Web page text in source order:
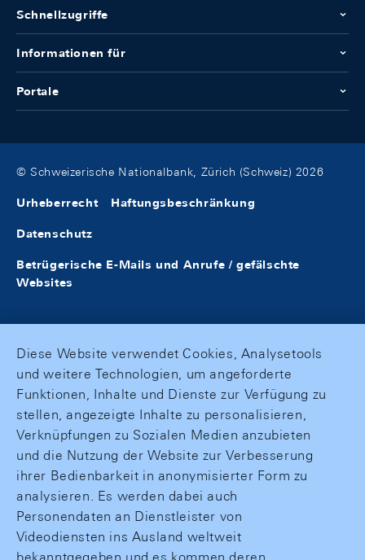
Schnellzugriffe
Informationen für
Portale
© Schweizerische Nationalbank, Zürich (Schweiz) 2026
Urheberrecht Haftungsbeschränkung
Datenschutz
Betrügerische E-Mails und Anrufe / gefälschte
Websites
Diese Website verwendet Cookies, Analysetools
und weitere Technologien, um angeforderte
Funktionen, Inhalte und Dienste zur Verfügung zu
stellen, angezeigte Inhalte zu personalisieren,
Verknüpfungen zu Sozialen Medien anzubieten
und die Nutzung der Website zur Verbesserung
ihrer Bedienbarkeit in anonymisierter Form zu
analysieren. Es werden dabei auch
Personendaten an Dienstleister von
Videodiensten ins Ausland weltweit